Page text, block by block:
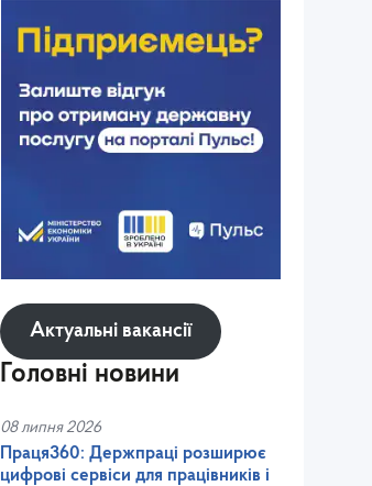
Актуальні вакансії
Головні новини
08 липня 2026
Праця360: Держпраці розширює
цифрові сервіси для працівників і